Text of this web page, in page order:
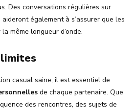
Des conversations régulières sur
également à s’assurer que les
même longueur d’onde.
casual saine, il est essentiel de
de chaque partenaire. Que
des rencontres, des sujets de